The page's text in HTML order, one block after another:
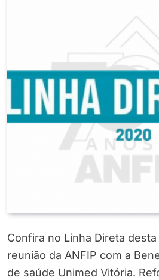
Confira no Linha Direta
reunião da ANFIP com a
de saúde Unimed Vitória.